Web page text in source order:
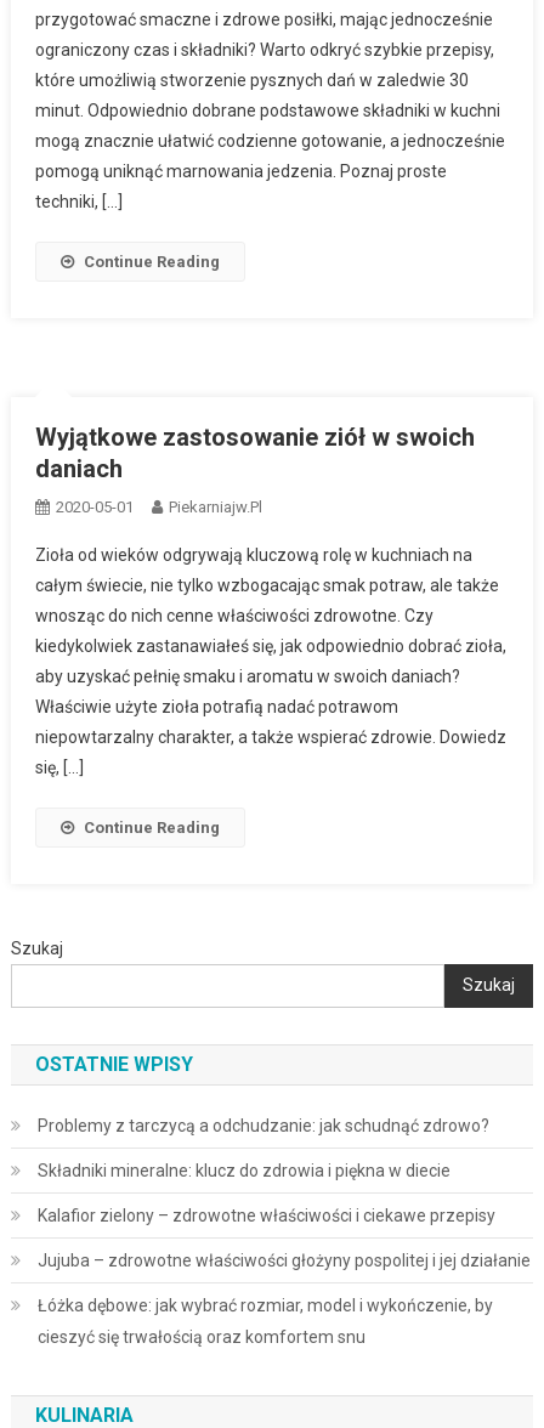
przygotować smaczne i zdrowe posiłki, mając jednocześnie
ograniczony czas i składniki? Warto odkryć szybkie przepisy,
które umożliwią stworzenie pysznych dań w zaledwie 30
minut. Odpowiednio dobrane podstawowe składniki w kuchni
mogą znacznie ułatwić codzienne gotowanie, a jednocześnie
pomogą uniknąć marnowania jedzenia. Poznaj proste
techniki, […]
Continue Reading
Wyjątkowe zastosowanie ziół w swoich
daniach
2020-05-01 Piekarniajw.pl
Zioła od wieków odgrywają kluczową rolę w kuchniach na
całym świecie, nie tylko wzbogacając smak potraw, ale także
wnosząc do nich cenne właściwości zdrowotne. Czy
kiedykolwiek zastanawiałeś się, jak odpowiednio dobrać zioła,
aby uzyskać pełnię smaku i aromatu w swoich daniach?
Właściwie użyte zioła potrafią nadać potrawom
niepowtarzalny charakter, a także wspierać zdrowie. Dowiedz
się, […]
Continue Reading
Szukaj
Szukaj
OSTATNIE WPISY
Problemy z tarczycą a odchudzanie: jak schudnąć zdrowo?
Składniki mineralne: klucz do zdrowia i piękna w diecie
Kalafior zielony – zdrowotne właściwości i ciekawe przepisy
Jujuba – zdrowotne właściwości głożyny pospolitej i jej działanie
Łóżka dębowe: jak wybrać rozmiar, model i wykończenie, by
cieszyć się trwałością oraz komfortem snu
KULINARIA